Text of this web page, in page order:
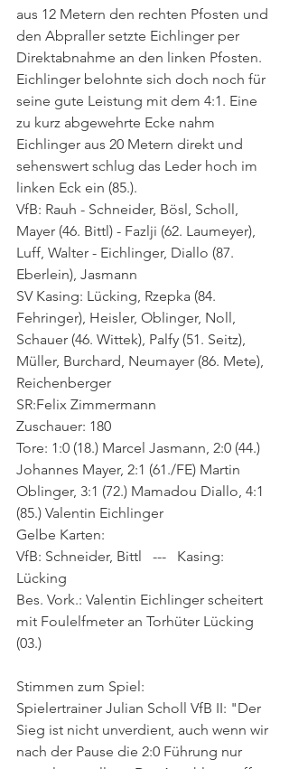
aus 12 Metern den rechten Pfosten und
den Abpraller setzte Eichlinger per
Direktabnahme an den linken Pfosten.
Eichlinger belohnte sich doch noch für
seine gute Leistung mit dem 4:1. Eine
zu kurz abgewehrte Ecke nahm
Eichlinger aus 20 Metern direkt und
sehenswert schlug das Leder hoch im
linken Eck ein (85.).
VfB: Rauh - Schneider, Bösl, Scholl,
Mayer (46. Bittl) - Fazlji (62. Laumeyer),
Luff, Walter - Eichlinger, Diallo (87.
Eberlein), Jasmann
SV Kasing: Lücking, Rzepka (84.
Fehringer), Heisler, Oblinger, Noll,
Schauer (46. Wittek), Palfy (51. Seitz),
Müller, Burchard, Neumayer (86. Mete),
Reichenberger
SR:Felix Zimmermann
Zuschauer: 180
Tore: 1:0 (18.) Marcel Jasmann, 2:0 (44.)
Johannes Mayer, 2:1 (61./FE) Martin
Oblinger, 3:1 (72.) Mamadou Diallo, 4:1
(85.) Valentin Eichlinger
Gelbe Karten:
VfB: Schneider, Bittl   ---   Kasing:
Lücking
Bes. Vork.: Valentin Eichlinger scheitert
mit Foulelfmeter an Torhüter Lücking
(03.)
Stimmen zum Spiel:
Spielertrainer Julian Scholl VfB II: "Der
Sieg ist nicht unverdient, auch wenn wir
nach der Pause die 2:0 Führung nur